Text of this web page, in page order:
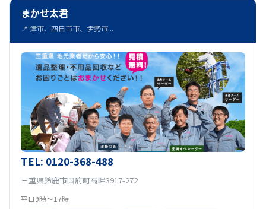
まかせ太君
📍 津市、四日市市、伊勢市...
TEL: 0120-368-488
三重県鈴鹿市国府町高畔3917-272
平日9時～17時